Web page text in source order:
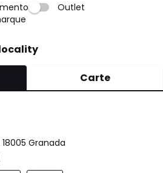
Outlet
Carte
Granada